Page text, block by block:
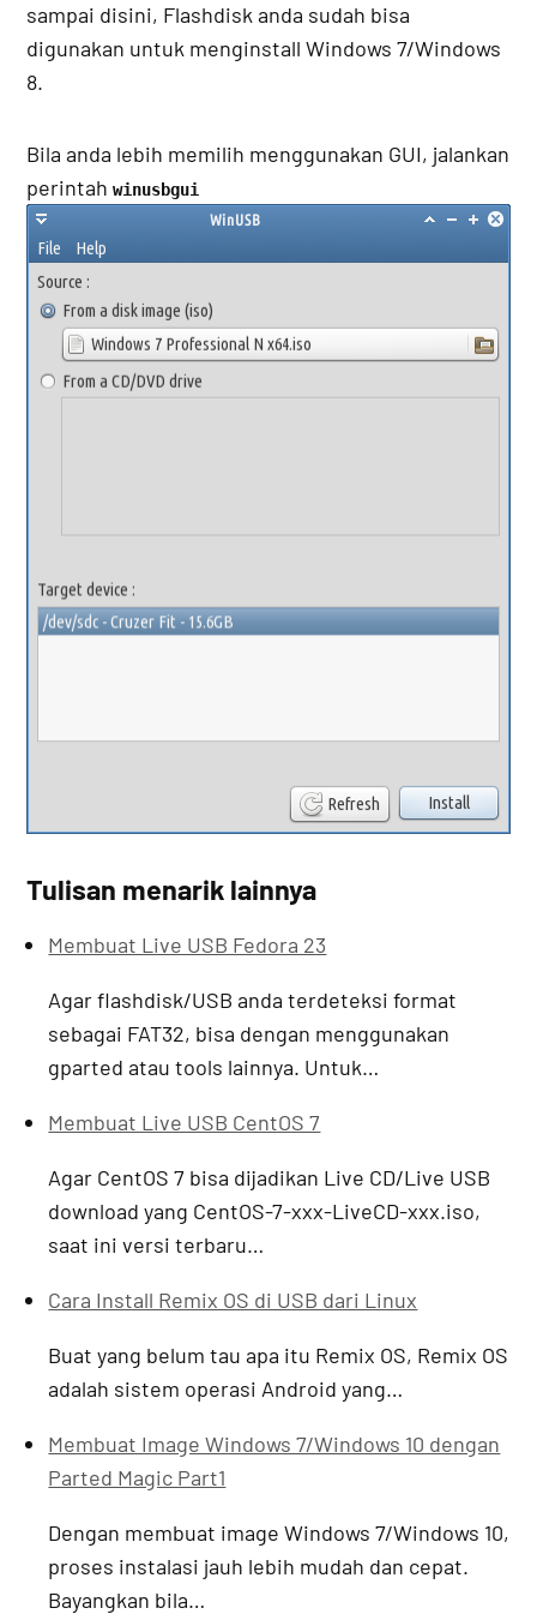
sampai disini, Flashdisk anda sudah bisa
digunakan untuk menginstall Windows 7/Windows
8.
Bila anda lebih memilih menggunakan GUI, jalankan
perintahwinusbgui
Tulisan menarik lainnya
Membuat Live USB Fedora 23
Agar flashdisk/USB anda terdeteksi format
sebagai FAT32, bisa dengan menggunakan
gparted atau tools lainnya. Untuk…
Membuat Live USB CentOS 7
Agar CentOS 7 bisa dijadikan Live CD/Live USB
download yang CentOS-7-xxx-LiveCD-xxx.iso,
saat ini versi terbaru…
Cara Install Remix OS di USB dari Linux
Buat yang belum tau apa itu Remix OS, Remix OS
adalah sistem operasi Android yang…
Membuat Image Windows 7/Windows 10 dengan
Parted Magic Part1
Dengan membuat image Windows 7/Windows 10,
proses instalasi jauh lebih mudah dan cepat.
Bayangkan bila…